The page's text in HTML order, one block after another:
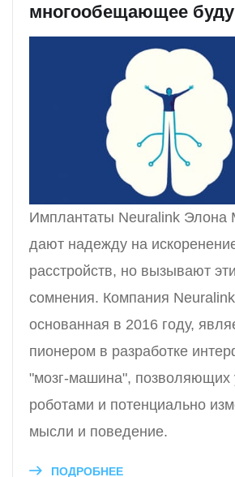
многообещающее
Имплантаты Neuralink Элона
дают надежду на
расстройств, но вызывают
сомнения. Компания
основанная в 2016 году,
пионером в разработке
"мозг-машина", позволяющих
роботами и потенциально
мысли и поведение.
ПОДРОБНЕЕ